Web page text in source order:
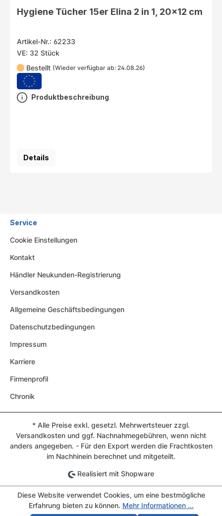
Hygiene Tücher 15er Elina 2 in 1, 20x12 cm
Artikel-Nr.: 62233
VE: 32 Stück
Bestellt (Wieder verfügbar ab: 24.08.26)
Produktbeschreibung
Details
Service
Cookie Einstellungen
Kontakt
Händler Neukunden-Registrierung
Versandkosten
Allgemeine Geschäftsbedingungen
Datenschutzbedingungen
Impressum
Karriere
Firmenprofil
Chronik
* Alle Preise exkl. gesetzl. Mehrwertsteuer zzgl.
Versandkosten und ggf. Nachnahmegebühren, wenn nicht
anders angegeben. - Für den Export werden die Frachtkosten
im Nachhinein berechnet und mitgeteilt.
Realisiert mit Shopware
Diese Website verwendet Cookies, um eine bestmögliche
Erfahrung bieten zu können. Mehr Informationen ...